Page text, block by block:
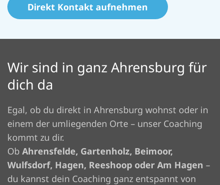
Direkt Kontakt aufnehmen
Wir sind in ganz Ahrensburg für
dich da
Egal, ob du direkt in Ahrensburg wohnst oder in
einem der umliegenden Orte – unser Coaching
kommt zu dir.
Ob Ahrensfelde, Gartenholz, Beimoor,
Wulfsdorf, Hagen, Reeshoop oder Am Hagen –
du kannst dein Coaching ganz entspannt von